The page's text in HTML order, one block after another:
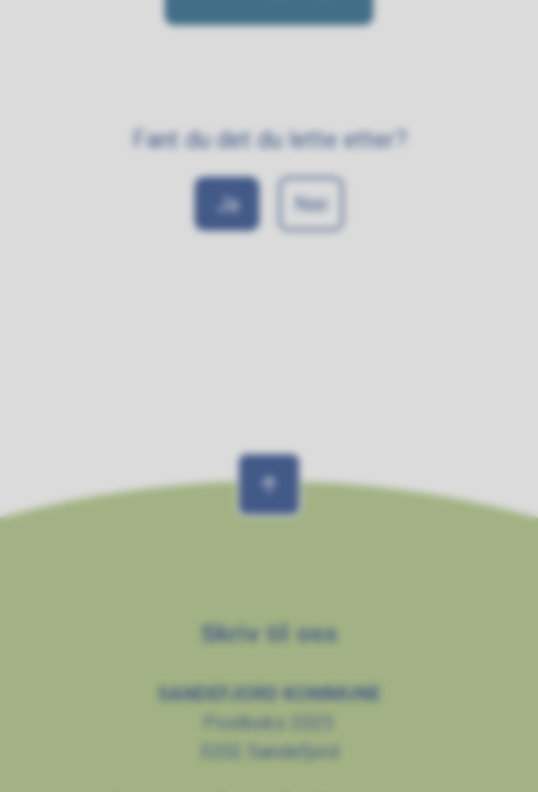
Fant du det du lette etter?
Ja Nei
Skriv til oss
SANDEFJORD KOMMUNE
3202 Sandefjord